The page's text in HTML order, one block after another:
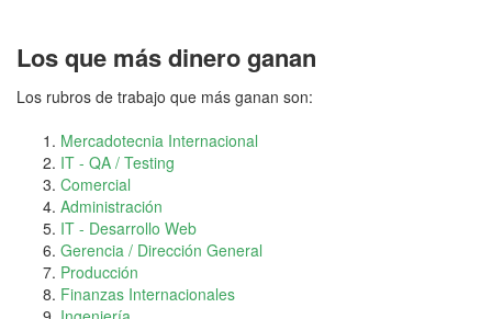
Los que más dinero ganan
Los rubros de trabajo que más ganan son:
Mercadotecnia Internacional
IT - QA / Testing
Comercial
Administración
IT - Desarrollo Web
Gerencia / Dirección General
Producción
Finanzas Internacionales